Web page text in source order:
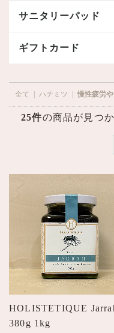
サニタリーパッド
ギフトカード
全て ハチミツ 慢性疲労
25件の商品が見つ
HOLISTETIQUE
380g 1kg